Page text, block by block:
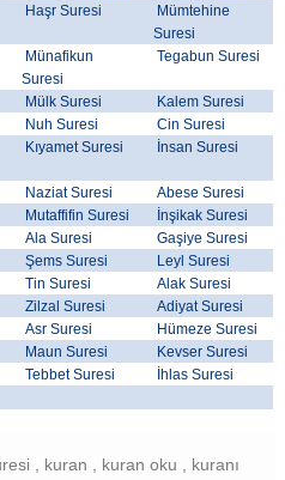
Haşr Suresi
Mümtehine
Suresi
Münafikun
Suresi
Tegabun Suresi
Mülk Suresi
Kalem Suresi
Nuh Suresi
Cin Suresi
Kıyamet Suresi İnsan Suresi
Naziat Suresi
Abese Suresi
Mutaffifin Suresi
İnşikak Suresi
Ala Suresi
Gaşiye Suresi
Şems Suresi
Leyl Suresi
Tin Suresi
Alak Suresi
Zilzal Suresi
Adiyat Suresi
Asr Suresi
Hümeze Suresi
Maun Suresi
Kevser Suresi
Tebbet Suresi
İhlas Suresi
, kuran , kuran oku , kuranı